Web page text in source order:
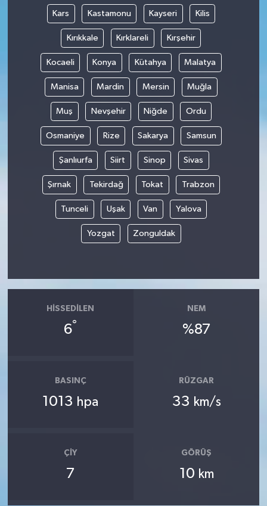
Kars Kastamonu Kayseri Kilis
Kırıkkale Kırklareli Kırşehir
Kocaeli Konya Kütahya Malatya
Manisa Mardin Mersin Muğla
Muş Nevşehir Niğde Ordu
Osmaniye Rize Sakarya Samsun
Şanlıurfa Siirt Sinop Sivas
Şırnak Tekirdağ Tokat Trabzon
Tunceli Uşak Van Yalova
Yozgat Zonguldak
HISSEDILEN
6°
NEM
%87
BASINÇ
1013 hpa
RÜZGAR
33 km/s
ÇIY
7
GÖRÜŞ
10 km